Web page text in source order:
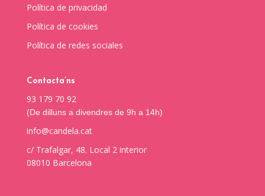
Política de privacidad
Política de cookies
Política de redes sociales
Contacta’ns
93 179 70 92
(De dilluns a divendres de 9h a 14h)
info@candela.cat
c/ Trafalgar, 48. Local 2 interior
08010 Barcelona